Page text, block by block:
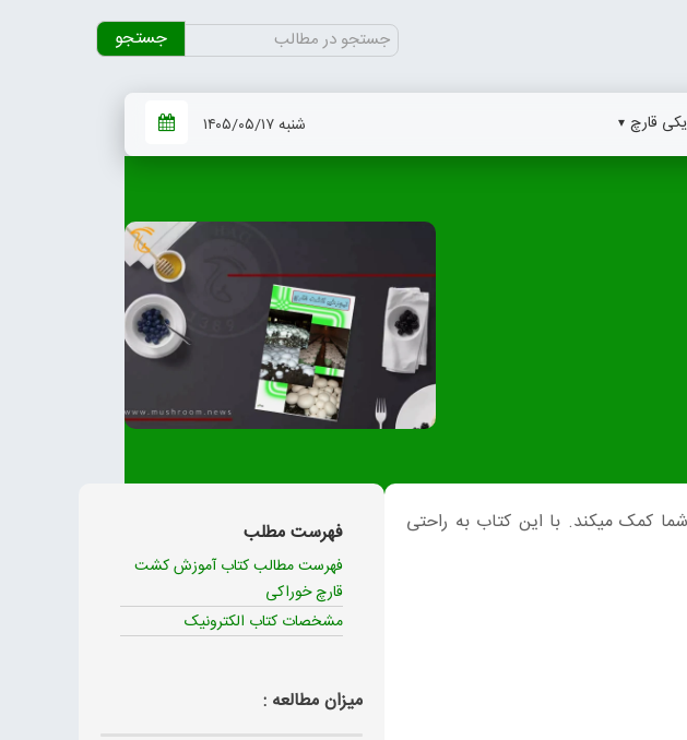
جستجو
برای:
قارچ شنبه ۱۴۰۵/۰۵/۱۷
کمک میکند. با این کتاب به راحتی
فهرست مطلب
فهرست مطالب کتاب آموزش کشت
قارچ خوراکی
مشخصات کتاب الکترونیک
میزان مطالعه :